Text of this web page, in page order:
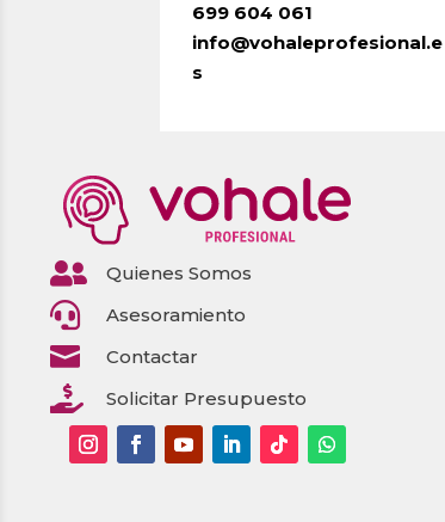
699 604 061
info@vohaleprofesional.e
s
 Quienes Somos
 Asesoramiento
 Contactar
 Solicitar Presupuesto